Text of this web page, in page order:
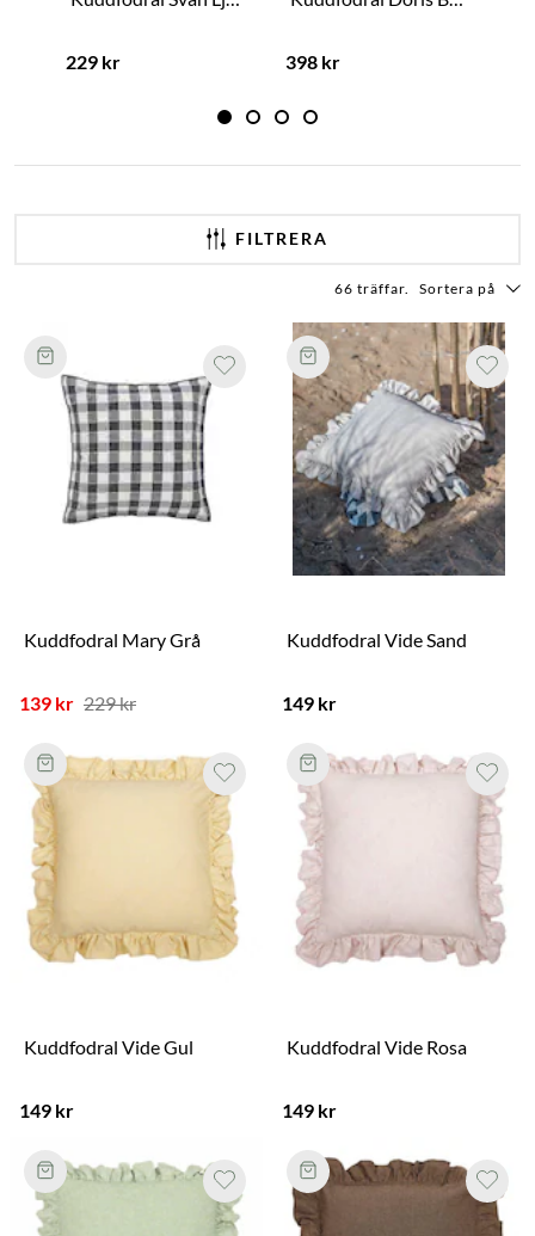
229 kr 398 kr
FILTRERA
66 träffar Sortera på
Kuddfodral Mary Grå
139 kr 229 kr
Kuddfodral Vide Sand
149 kr
Kuddfodral Vide Gul
149 kr
Kuddfodral Vide Rosa
149 kr